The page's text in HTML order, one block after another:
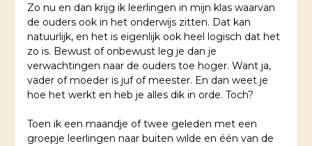
Zo nu en dan krijg ik leerlingen in mijn klas waarvan
de ouders ook in het onderwijs zitten. Dat kan
natuurlijk, en het is eigenlijk ook heel logisch dat het
zo is. Bewust of onbewust leg je dan je
verwachtingen naar de ouders toe hoger. Want ja,
vader of moeder is juf of meester. En dan weet je
hoe het werkt en heb je alles dik in orde. Toch?
Toen ik een maandje of twee geleden met een
groepje leerlingen naar buiten wilde en één van de